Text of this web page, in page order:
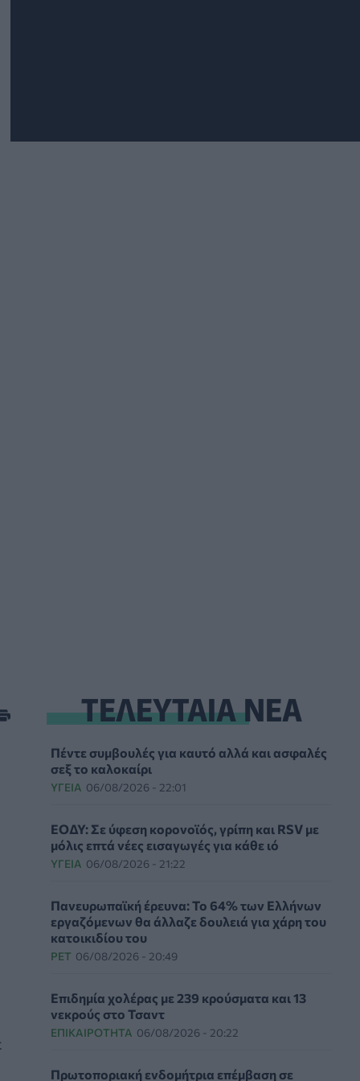
ΤΕΛΕΥΤΑΙΑ ΝΕΑ
Πέντε συμβουλές για καυτό αλλά και ασφαλές
σεξ το καλοκαίρι
ΥΓΕΊΑ 06/08/2026 - 22:01
ΕΟΔΥ: Σε ύφεση κορονοϊός, γρίπη και RSV με
μόλις επτά νέες εισαγωγές για κάθε ιό
ΥΓΕΊΑ 06/08/2026 - 21:22
Πανευρωπαϊκή έρευνα: Το 64% των Ελλήνων
εργαζόμενων θα άλλαζε δουλειά για χάρη του
κατοικιδίου του
PET 06/08/2026 - 20:49
Επιδημία χολέρας με 239 κρούσματα και 13
νεκρούς στο Τσαντ
ΕΠΙΚΑΙΡΌΤΗΤΑ 06/08/2026 - 20:22
Πρωτοποριακή ενδομήτρια επέμβαση σε